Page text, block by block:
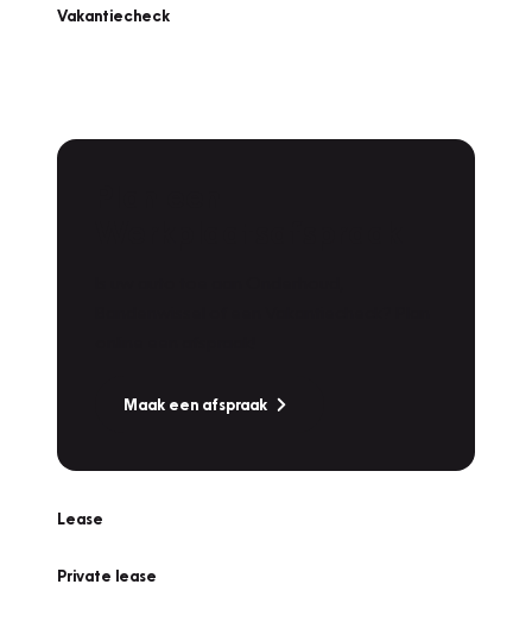
Vakantiecheck
Maak een afspraak
Lease
Private lease